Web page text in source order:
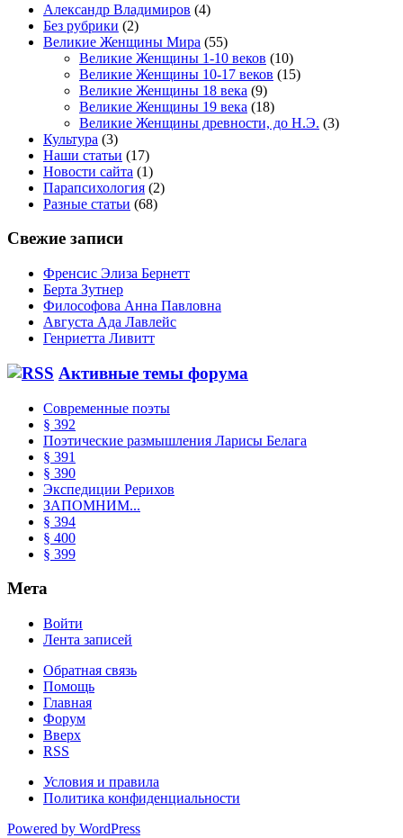
Александр Владимиров (4)
Без рубрики (2)
Великие Женщины Мира (55)
Великие Женщины 1-10 веков (10)
Великие Женщины 10-17 веков (15)
Великие Женщины 18 века (9)
Великие Женщины 19 века (18)
Великие Женщины древности, до Н.Э. (3)
Культура (3)
Наши статьи (17)
Новости сайта (1)
Парапсихология (2)
Разные статьи (68)
Свежие записи
Френсис Элиза Бернетт
Берта Зутнер
Философова Анна Павловна
Августа Ада Лавлейс
Генриетта Ливитт
Активные темы форума
Современные поэты
§ 392
Поэтические размышления Ларисы Белага
§ 391
§ 390
Экспедиции Рерихов
ЗАПОМНИМ...
§ 394
§ 400
§ 399
Мета
Войти
Лента записей
Обратная связь
Помощь
Главная
Форум
Вверх
RSS
Условия и правила
Политика конфиденциальности
Powered by WordPress